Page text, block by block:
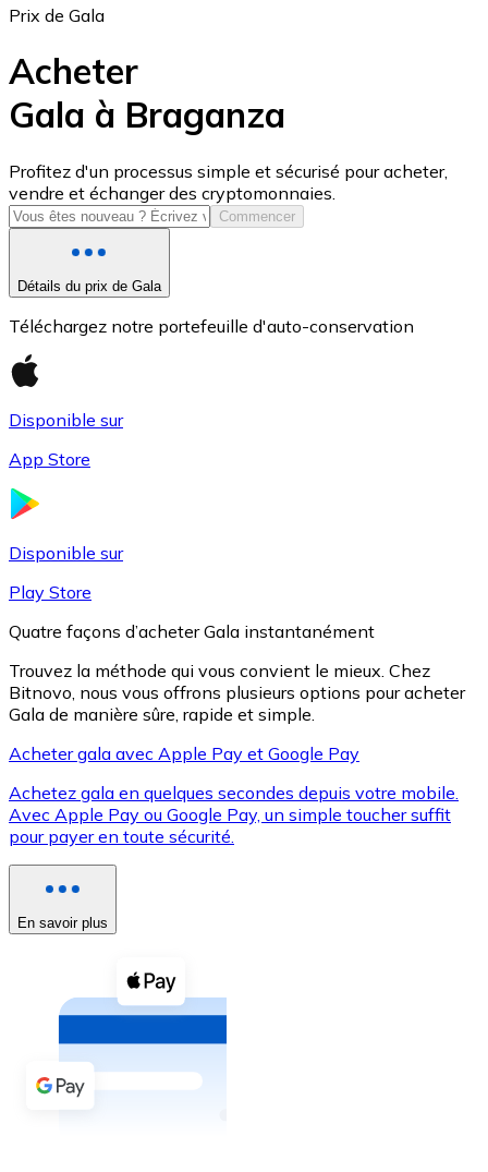
USD Coin
USDC
XRP
XRP
Voir toutes
Coupons crypto
Achetez des cryptomonnaies en espèces et d'autres
Acheter avec espèces
Virement SEPA
Prix de Gala
Acheter
Gala à Braganza
Profitez d'un processus simple et sécurisé pour acheter,
vendre et échanger des cryptomonnaies.
Commencer
Détails du prix de Gala
Téléchargez notre portefeuille d'auto-conservation
Disponible sur
App Store
Disponible sur
Play Store
Quatre façons d’acheter Gala instantanément
Trouvez la méthode qui vous convient le mieux. Chez
Bitnovo, nous vous offrons plusieurs options pour acheter
Gala de manière sûre, rapide et simple.
Acheter gala avec Apple Pay et Google Pay
Achetez gala en quelques secondes depuis votre mobile.
Avec Apple Pay ou Google Pay, un simple toucher suffit
pour payer en toute sécurité.
En savoir plus